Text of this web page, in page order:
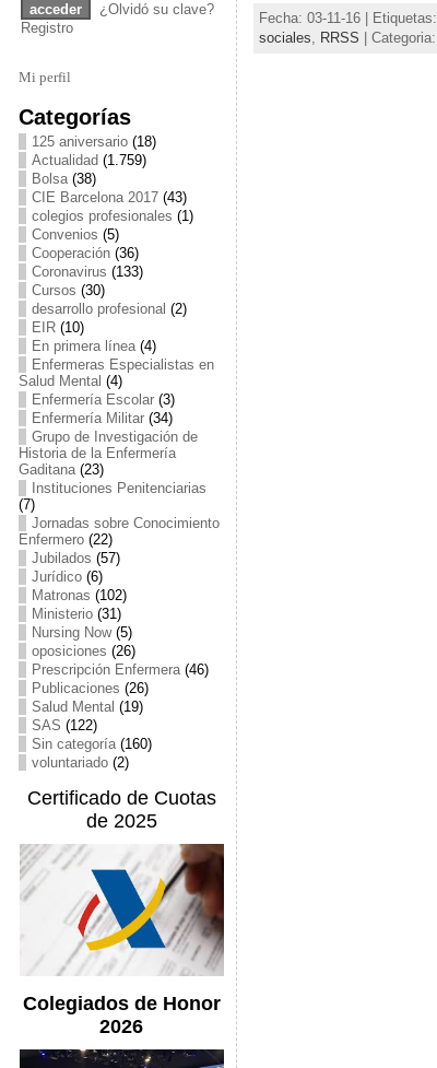
¿Olvidó su clave?
Registro
Mi perfil
Categorías
125 aniversario(18)
Actualidad (1.759)
Bolsa(38)
CIE Barcelona 2017(43)
colegios profesionales (1)
Convenios (5)
Cooperación(36)
Coronavirus (133)
Cursos (30)
desarrollo profesional (2)
EIR(10)
En primera línea(4)
Enfermeras Especialistas en
Salud Mental (4)
Enfermería Escolar(3)
Enfermería Militar(34)
Grupo de Investigación de
Historia de la Enfermería
Gaditana(23)
Instituciones Penitenciarias
(7)
Jornadas sobre Conocimiento
Enfermero(22)
Jubilados (57)
Jurídico(6)
Matronas (102)
Ministerio(31)
Nursing Now(5)
oposiciones (26)
Prescripción Enfermera(46)
Publicaciones (26)
Salud Mental (19)
SAS (122)
Sin categoría(160)
voluntariado(2)
Certificado de Cuotas
de 2025
Colegiados de Honor
2026
Fecha: 03-11-16 | Etiquetas:
sociales, RRSS | Categoria: